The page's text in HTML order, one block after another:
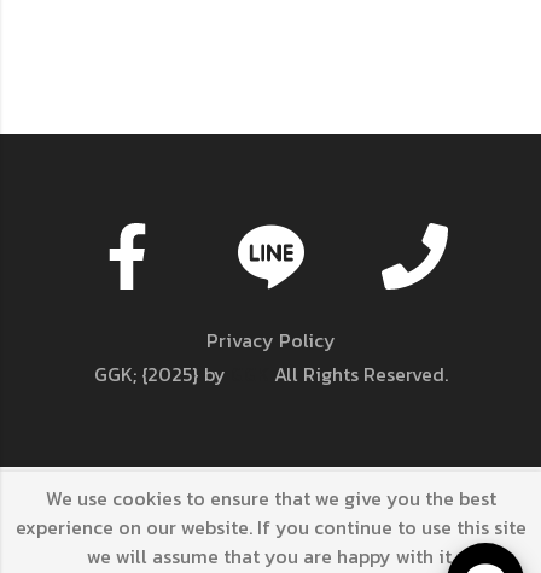
Privacy Policy
GGK; {2025} by
All Rights Reserved.
GGK; {2025} byGGK All Rights Reserved.
We use cookies to ensure that we give you the best
experience on our website. If you continue to use this site
we will assume that you are happy with it.